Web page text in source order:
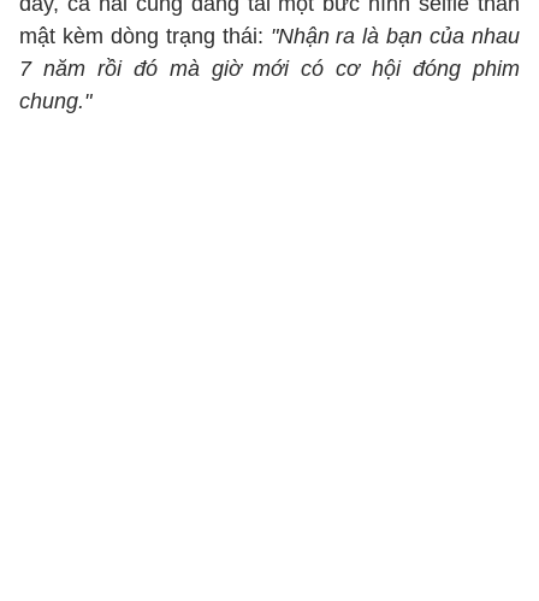
mật kèm dòng trạng thái: "Nhận ra là bạn của nhau
7 năm rồi đó mà giờ mới có cơ hội đóng phim
chung."